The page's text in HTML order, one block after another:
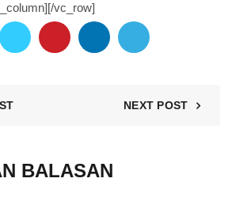
vc_row]
NEXT POST
BALASAN